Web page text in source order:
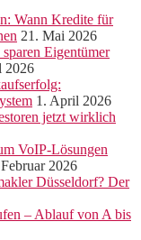
Wann Kredite für
21. Mai 2026
Eigentümer
2026
1. April 2026
jetzt wirklich
VoIP-Lösungen
2026
Düsseldorf? Der
– Ablauf von A bis